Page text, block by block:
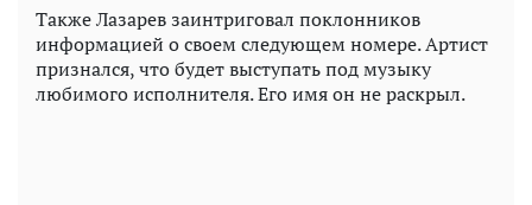
Также Лазарев заинтриговал поклонников
информацией о своем следующем номере. Артист
признался, что будет выступать под музыку
любимого исполнителя. Его имя он не раскрыл.